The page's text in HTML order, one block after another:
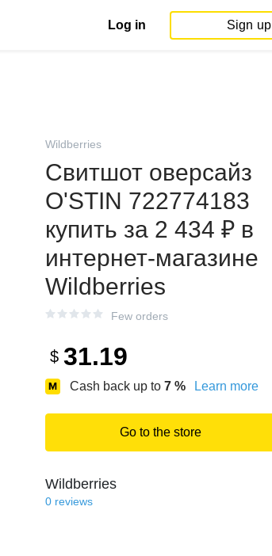
Log in Sign up
Wildberries
Свитшот оверсайз
O'STIN 722774183
купить за 2 434 ₽ в
интернет‑магазине
Wildberries
Few orders
$ 31.19
Cash back up to 7 % Learn more
Go to the store
Wildberries
0 reviews